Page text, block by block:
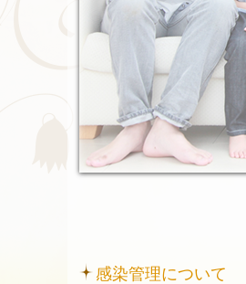
感染管理について